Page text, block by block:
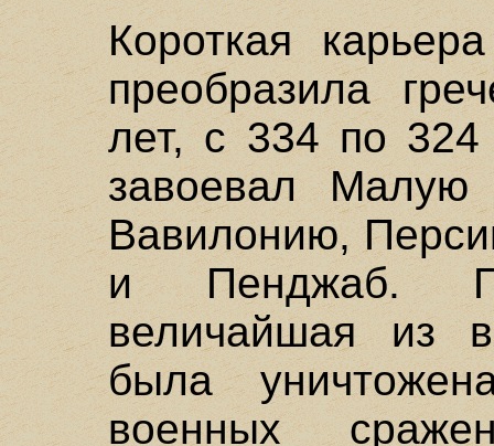
Короткая
преобразила
лет, с 334 по
завоевал
Вавилонию,
и Пенджаб.
величайшая из
была
военных